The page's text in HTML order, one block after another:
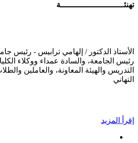
تهنئــــــــــــــــــــــــــة
التهاني
إقرأ المزيد